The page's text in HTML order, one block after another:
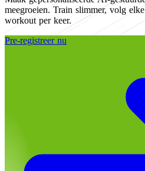
meegroeien. Train slimmer, volg
workout per keer.
Pre-registreer nu